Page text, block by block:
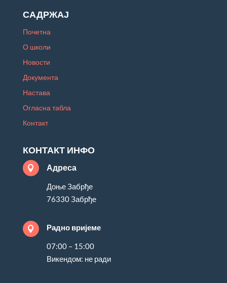
САДРЖАЈ
Почетна
О школи
Новости
Документа
Настава
Огласна табла
Контакт
КОНТАКТ ИНФО
 Адреса
Доње Забрђе
76330 Забрђе
 Радно вријеме
07:00 – 15:00
Викендом: не ради